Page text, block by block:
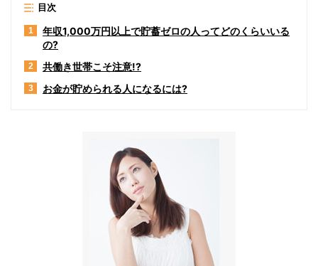
目次
1
年収1,000万円以上で貯蓄ゼロの人ってどのくらいいる
の?
2 共働き世帯こそ注意!?
3 お金が貯められる人になるには?